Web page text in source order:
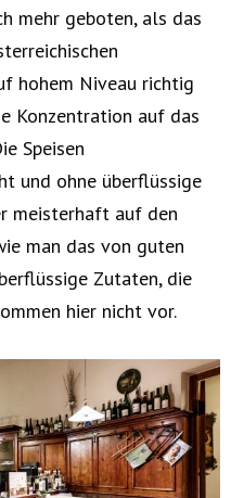
mehr geboten, als das
hohem Niveau richtig
Konzentration auf das
Speisen
und ohne überflüssige
meisterhaft auf den
man das von guten
Zutaten, die
hier nicht vor.